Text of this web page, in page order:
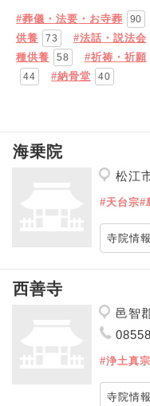
#葬儀・法要・お寺葬 90
供養
73 #法話・説法会
種供養
58 #祈祷・祈願
44 #納骨堂 40
海乗院
松江
#天台宗#
寺院情
西善寺
邑智
#浄土真
寺院情